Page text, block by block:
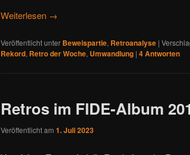
Weiterlesen →
Veröffentlicht unter Beweispartie, Retroanalyse |
Rekord, Retro der Woche, Umwandlung | 4Antworten
Retros im FIDE-Album
Veröffentlicht am 1. Juli 2023